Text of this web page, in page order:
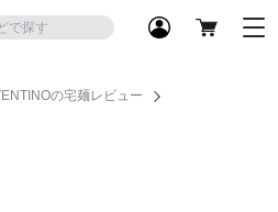
の宅麺レビュー